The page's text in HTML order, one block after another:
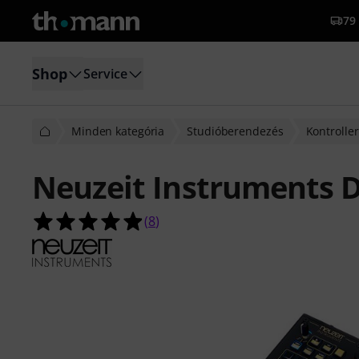
Shop Service
Minden kategória Studióberendezés Kontroller
Neuzeit Instruments
4.9/5 csillag, összesen 8 értékelés
(8)